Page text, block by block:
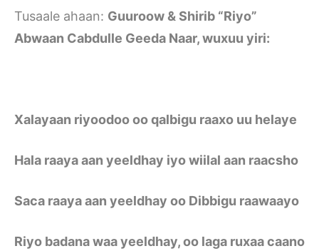
Tusaale ahaan: Guuroow & Shirib “Riyo”
Abwaan Cabdulle Geeda Naar, wuxuu yiri:
Xalayaan riyoodoo oo qalbigu raaxo uu helaye
Hala raaya aan yeeldhay iyo wiilal aan raacsho
Saca raaya aan yeeldhay oo Dibbigu raawaayo
Riyo badana waa yeeldhay, oo laga ruxaa caano